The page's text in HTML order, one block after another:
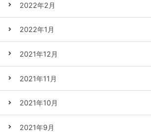
2022年2月
2022年1月
2021年12月
2021年11月
2021年10月
2021年9月